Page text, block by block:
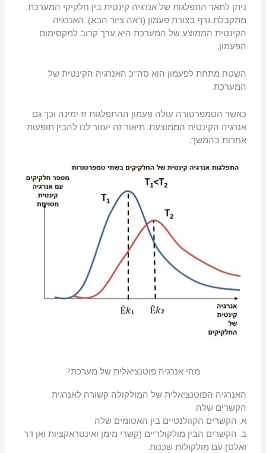
ניתן לתאר התפלגות של אנרגיה קינטית בין חלקיקי המערכת.
מתקבלת גרף בצורת פעמון (ראה ציור הבא). האנרגיה
הקינטית הממוצע של המערכת היא ערך קרוב למקסימום
הפעמון.
השטח מתחת לפעמון הוא סה"כ האנרגיה הקינטית של
המערכת.
כאשר הטמפרטורה עולה פעמון ההתפלגות זז ימינה וכך גם
אנרגיה הקינטית הממוצעת. תיאור זה יעזור לנו להבין תופעות
אחרות בהמשך.
מהי אנרגיה פוטנציאלית של מערכת?
האנרגיה הפוטנציאלית של המולקולה קשורה לאנרגית
הקשרים שלה:
א. הקשרים הקוולנטיים בין האטומים שלה
ב. הקשרים הבין מולקולריים (קשרי מימן ואינטראקציות ואן דר
ואלס) עם מולקולות שכנות.